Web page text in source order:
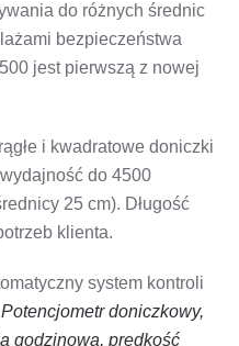
do różnych średnic
bezpieczeństwa
jest pierwszą z nowej
i kwadratowe doniczki
do 4500
25 cm). Długość
klienta.
system kontroli
Potencjometr doniczkowy,
godzinowa, prędkość